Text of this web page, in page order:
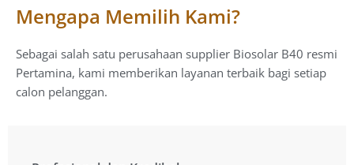
Mengapa Memilih Kami?
Sebagai salah satu perusahaan supplier Biosolar B40 resmi
Pertamina, kami memberikan layanan terbaik bagi setiap
calon pelanggan.